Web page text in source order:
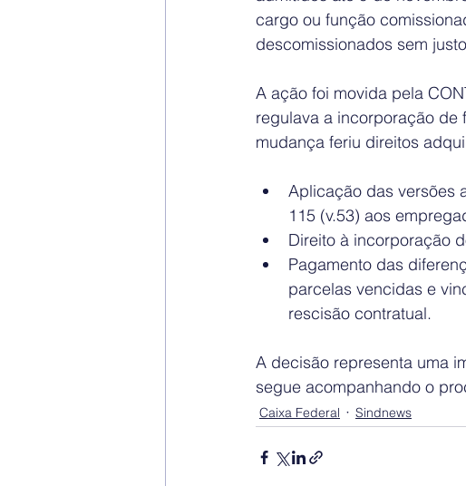
cargo ou função
descomissionados sem
A ação foi movida pela
regulava a incorporação de
mudança feriu direitos
Aplicação das versões
115 (v.53) aos
Direito à incorporação
Pagamento das
parcelas vencidas e
rescisão contratual.
A decisão representa uma
segue acompanhando o
Caixa Federal Sindnews